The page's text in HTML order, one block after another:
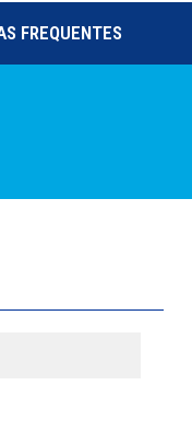
FREQUENTES